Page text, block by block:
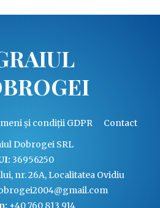
și condiții GDPR
Contact
Dobrogei SRL
36956250
nr. 26A, Localitatea Ovidiu
+40 760 813 914